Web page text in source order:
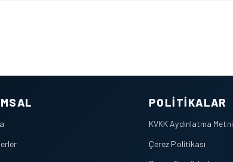
POLITIKALAR
KVKK Aydınlatma Metni
Çerez Politikası